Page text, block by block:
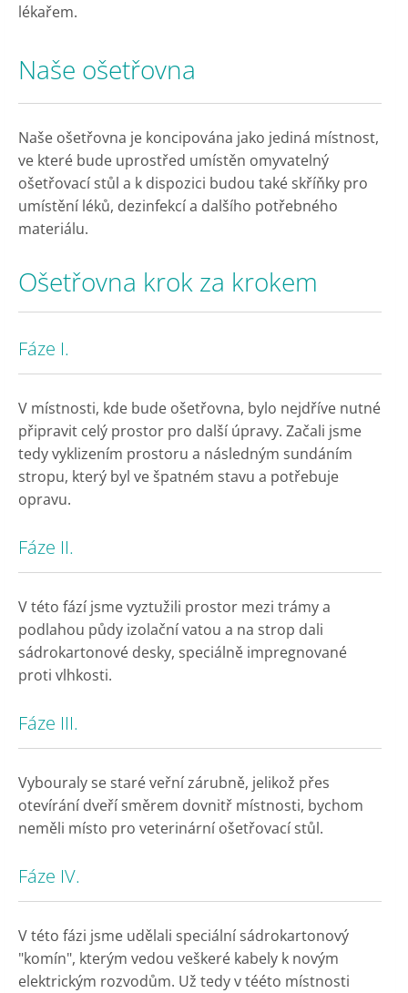
lékařem.
Naše ošetřovna
Naše ošetřovna je koncipována jako jediná místnost,
ve které bude uprostřed umístěn omyvatelný
ošetřovací stůl a k dispozici budou také skříňky pro
umístění léků, dezinfekcí a dalšího potřebného
materiálu.
Ošetřovna krok za krokem
Fáze I.
V místnosti, kde bude ošetřovna, bylo nejdříve nutné
připravit celý prostor pro další úpravy. Začali jsme
tedy vyklizením prostoru a následným sundáním
stropu, který byl ve špatném stavu a potřebuje
opravu.
Fáze II.
V této fází jsme vyztužili prostor mezi trámy a
podlahou půdy izolační vatou a na strop dali
sádrokartonové desky, speciálně impregnované
proti vlhkosti.
Fáze III.
Vybouraly se staré veřní zárubně, jelikož přes
otevírání dveří směrem dovnitř místnosti, bychom
neměli místo pro veterinární ošetřovací stůl.
Fáze IV.
V této fázi jsme udělali speciální sádrokartonový
"komín", kterým vedou veškeré kabely k novým
elektrickým rozvodům. Už tedy v tééto místnosti